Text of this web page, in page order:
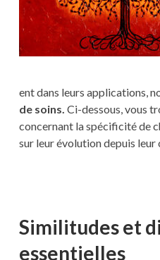
ent dans leurs applications,
de soins. Ci-dessous, vous
concernant la spécificité de
sur leur évolution depuis leur
Similitudes et
essentielles